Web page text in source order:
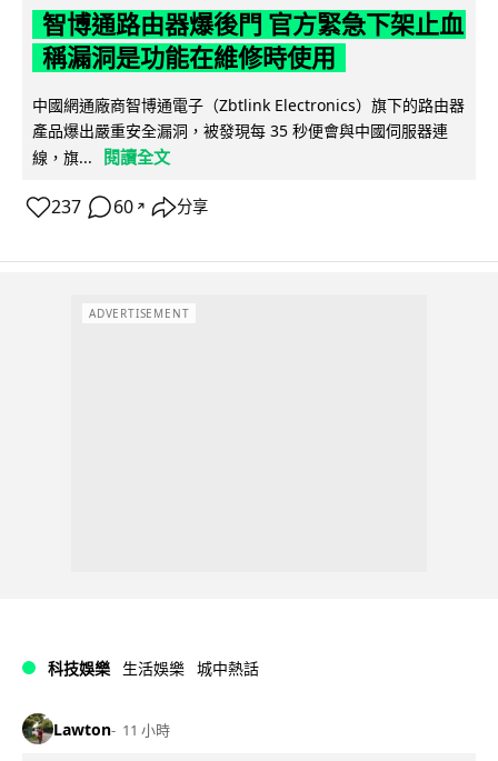
智博通路由器爆後門 官方緊急下架止血
稱漏洞是功能在維修時使用
中國網通廠商智博通電子（Zbtlink Electronics）旗下的路由器
產品爆出嚴重安全漏洞，被發現每 35 秒便會與中國伺服器連
線，旗...
閱讀全文
237 60 ↗ 分享
ADVERTISEMENT
科技娛樂 生活娛樂 城中熱話
Lawton 11 小時